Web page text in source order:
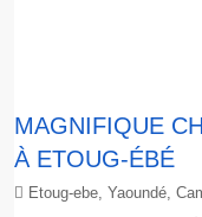
MAGNIFIQUE
À ETOUG-ÉBÉ
Etoug-ebe, Yaoundé,